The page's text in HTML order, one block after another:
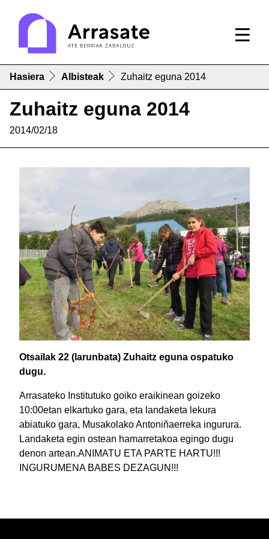
Hasiera Albisteak Zuhaitz eguna 2014
Zuhaitz eguna 2014
2014/02/18
Otsailak 22 (larunbata) Zuhaitz eguna ospatuko
dugu.
Arrasateko Institutuko goiko eraikinean goizeko
10:00etan elkartuko gara, eta landaketa lekura
abiatuko gara, Musakolako Antoniñaerreka ingurura.
Landaketa egin ostean hamarretakoa egingo dugu
denon artean.ANIMATU ETA PARTE HARTU!!!
INGURUMENA BABES DEZAGUN!!!